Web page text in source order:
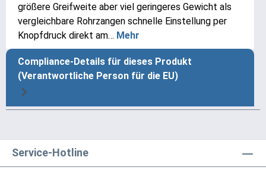
größere Greifweite aber viel geringeres Gewicht als
vergleichbare Rohrzangen schnelle Einstellung per
Knopfdruck direkt am… Mehr
Compliance-Details für dieses Produkt
(Verantwortliche Person für die EU)
Service-Hotline